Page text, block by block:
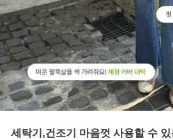
세탁기,건조기 마음껏 사용할 수